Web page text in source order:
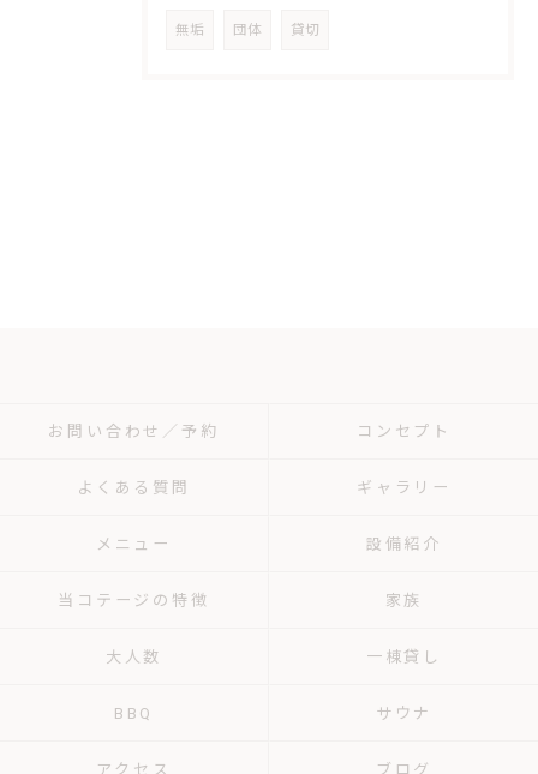
無垢 団体 貸切
お問い合わせ／予約 コンセプト
よくある質問 ギャラリー
メニュー 設備紹介
当コテージの特徴 家族
大人数 一棟貸し
BBQ サウナ
アクセス ブログ